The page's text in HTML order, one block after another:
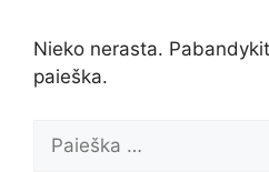
Nieko nerasta.
paieška.